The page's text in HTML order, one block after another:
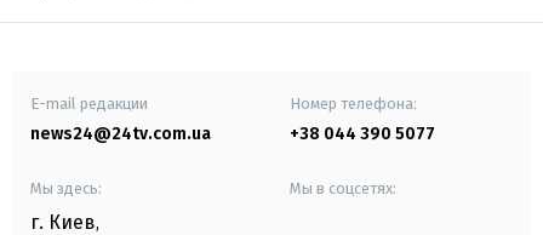
E-mail редакции
news24@24tv.com.ua
Номер телефона:
+38 044 390 5077
Мы здесь:
г. Киев,
Мы в соцсетях: